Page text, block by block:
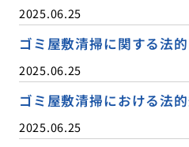
2025.06.25
ゴミ屋敷清掃に関する法
2025.06.25
ゴミ屋敷清掃における法
2025.06.25